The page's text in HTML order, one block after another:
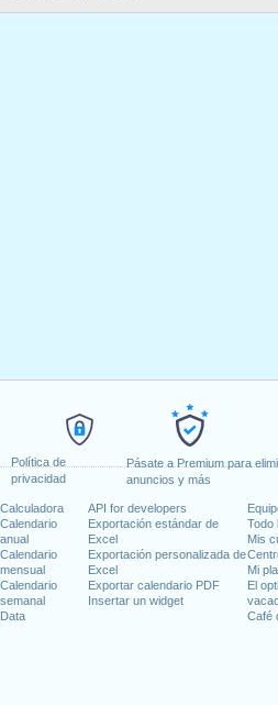
Política de
privacidad
Pásate a Premium para
anuncios y más
Calculadora
Calendario
anual
Calendario
mensual
Calendario
semanal
Data
API for developers
Exportación estándar de
Excel
Exportación personalizada de
Excel
Exportar calendario PDF
Insertar un widget
Todo
Mis
Mi
El
Café
agosto, 2023
2023
fin de semana